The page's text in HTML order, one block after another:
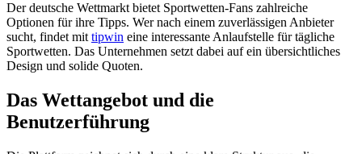
Der deutsche Wettmarkt bietet Sportwetten-Fans zahlreiche
Optionen für ihre Tipps. Wer nach einem zuverlässigen Anbieter
sucht, findet mit tipwin eine interessante Anlaufstelle für tägliche
Sportwetten. Das Unternehmen setzt dabei auf ein übersichtliches
Design und solide Quoten.
Das Wettangebot und die
Benutzerführung